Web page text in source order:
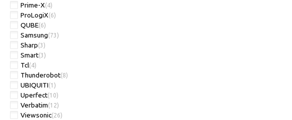
Prime-X(4)
ProLogiX(6)
QUBE(6)
Samsung(73)
Sharp(3)
Smart(3)
Tcl(4)
Thunderobot(8)
UBIQUITI(1)
Uperfect(10)
Verbatim(12)
Viewsonic(26)